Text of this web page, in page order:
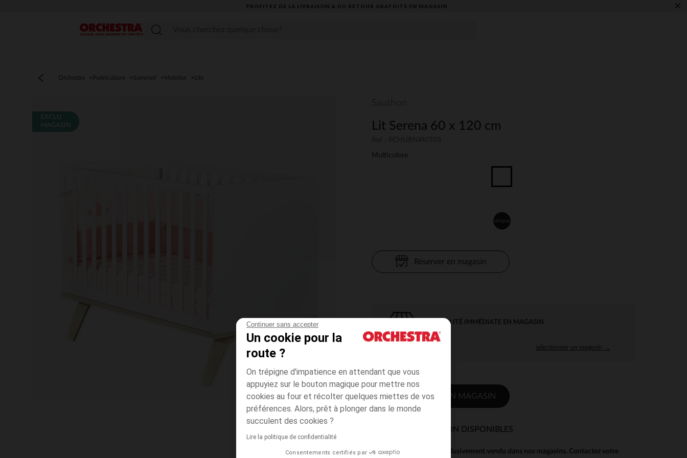
Continuer sans accepter
Un cookie pour la
route ?
On trépigne d'impatience en attendant que vous
appuyiez sur le bouton magique pour mettre nos
cookies au four et récolter quelques miettes de vos
préférences. Alors, prêt à plonger dans le monde
succulent des cookies ?
Lire la politique de confidentialité
Consentements certifiés par
PROFITEZ DE LA LIVRAISON & DU RETOUR GRATUITS EN MAGASIN​ ×
Menu
Orchestra Puériculture Sommeil Mobilier Lits
EXCLU
MAGASIN
Lit Serena 60 x 120 cm
Multicolore
Unique
Réserver en magasin
DISPONIBILITÉ IMMÉDIATE EN MAGASIN
sélectionner un magasin →
CONTACTER MON MAGASIN
MODES DE LIVRAISON DISPONIBLES
Ce produit est exclusivement vendu dans nos magasins. Contactez votre